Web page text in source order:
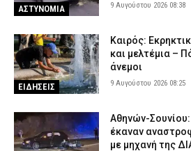
ΑΣΤΥΝΟΜΙΑ 9 Αυγούστου 2026 08:38
ΕΙΔΗΣΕΙΣ
Καιρός:
και μελτέμια –
άνεμοι
9 Αυγούστου 2026 08:25
Αθηνών-Σουνίου:
έκαναν
με μηχανή της